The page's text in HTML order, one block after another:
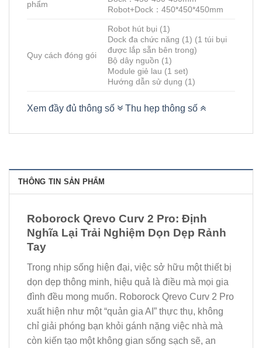
phẩm
Robot+Dock：450*450*450mm
Quy cách đóng gói
Robot hút bụi (1)
Dock đa chức năng (1) (1 túi bụi
được lắp sẵn bên trong)
Bộ dây nguồn (1)
Module giẻ lau (1 set)
Hướng dẫn sử dụng (1)
Xem đầy đủ thông số Thu hẹp thông số
THÔNG TIN SẢN PHẨM
Roborock Qrevo Curv 2 Pro: Định
Nghĩa Lại Trải Nghiệm Dọn Dẹp Rảnh
Tay
Trong nhịp sống hiện đại, việc sở hữu một thiết bị
dọn dẹp thông minh, hiệu quả là điều mà mọi gia
đình đều mong muốn. Roborock Qrevo Curv 2 Pro
xuất hiện như một “quản gia AI” thực thụ, không
chỉ giải phóng bạn khỏi gánh nặng việc nhà mà
còn kiến tạo một không gian sống sạch sẽ, an